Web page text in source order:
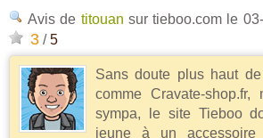
Avis de titouan sur tieboo.com le
3 /5
Sans doute plus haut
comme Cravate-
sympa, le site Tieboo
jeune à un